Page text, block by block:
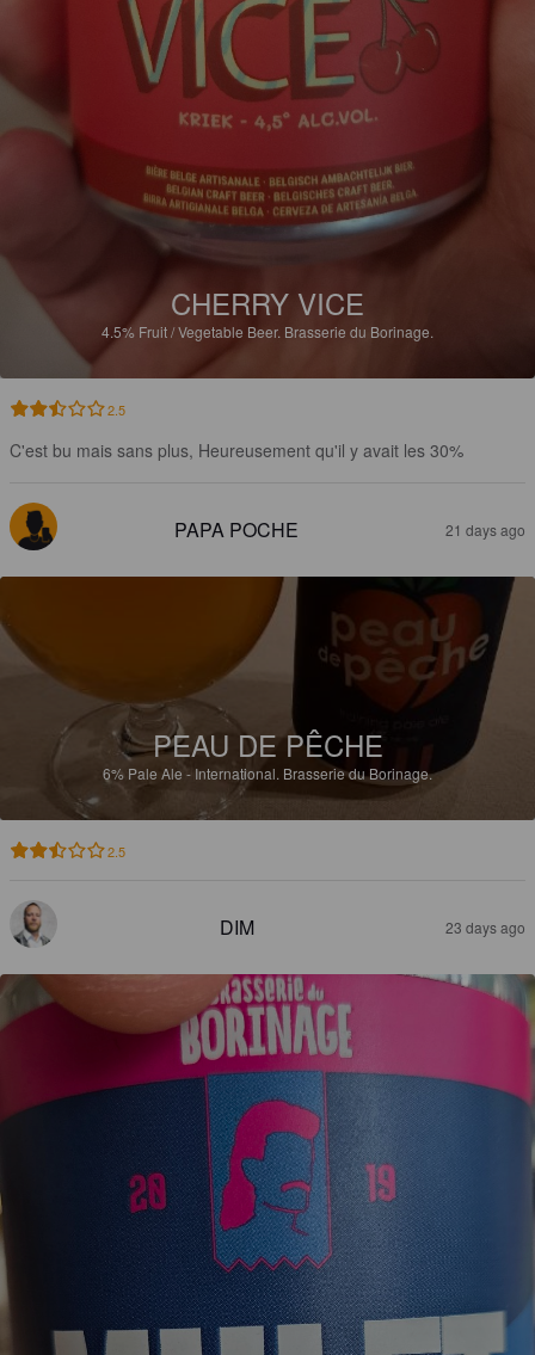
CHERRY VICE
4.5% Fruit / Vegetable Beer. Brasserie du Borinage.
2.5
C'est bu mais sans plus, Heureusement qu'il y avait les 30%
PAPA POCHE 21 days ago
PEAU DE PÊCHE
6% Pale Ale - International. Brasserie du Borinage.
2.5
DIM 23 days ago